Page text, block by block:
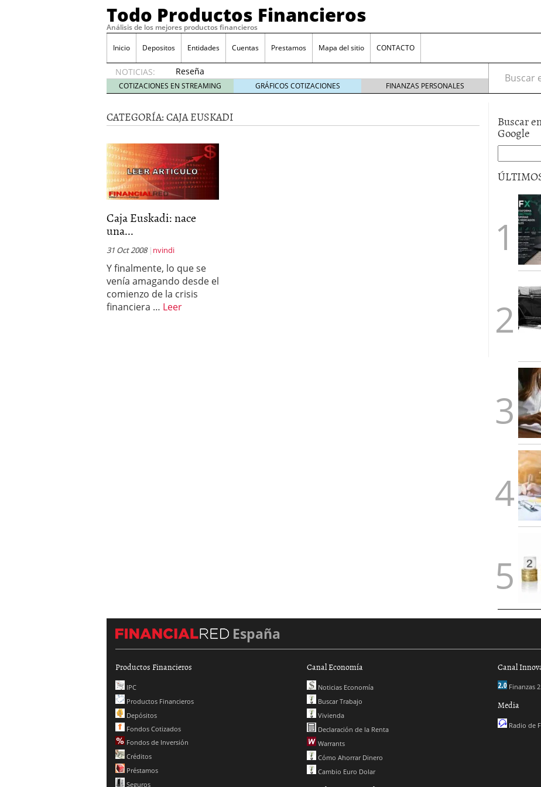
Todo Productos Financieros
Análisis de los mejores productos financieros
Inicio Depositos Entidades Cuentas Prestamos Mapa del sitio CONTACTO
NOTICIAS:
Reseña
de SIFX:
Lo Que
Saber
los
Traders
Mexicanos
Antes de
Operar
29/06/2026
Ford y GM consiguen licencia bancaria: nuevas perspectivas para productos
financieros ligados al sector automotriz
¿Por qué el ahorro precautorio sigue al alza entre los hogares?
presión de los neobancos
condiciones pedir?
COTIZACIONES EN STREAMING GRÁFICOS COTIZACIONES FINANZAS PERSONALES
Buscar
CATEGORÍA:CAJA EUSKADI
Caja Euskadi: nace
una...
31 Oct 2008 nvindi
Y finalmente, lo que se
venía amagando desde el
comienzo de la crisis
financiera … Leer
Buscar
Google
España
Productos Financieros
IPC
Productos Financieros
Depósitos
Fondos Cotizados
Fondos de Inversión
Créditos
Préstamos
Seguros
Canal Economía
Noticias Economía
Buscar Trabajo
Vivienda
Declaración de la Renta
Warrants
Cómo Ahorrar Dinero
Cambio Euro Dolar
Canal
Finanzas
Media
Radio de